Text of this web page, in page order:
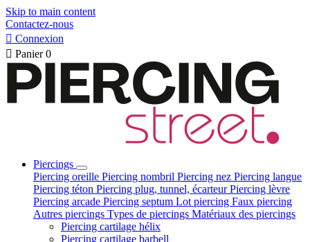
Skip to main content
Contactez-nous
 Connexion
 Panier 0
Piercings
Piercing oreille Piercing nombril Piercing nez Piercing langue
Piercing téton Piercing plug, tunnel, écarteurPiercing lèvre
Piercing arcade Piercing septum Lot piercing Faux piercing
Autres piercings Types de piercings Matériaux des piercings
Piercing cartilage hélix
Piercing cartilage barbell